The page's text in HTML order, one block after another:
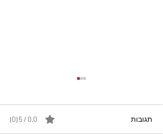
תגובות 0.0 / 5 ‏(0)